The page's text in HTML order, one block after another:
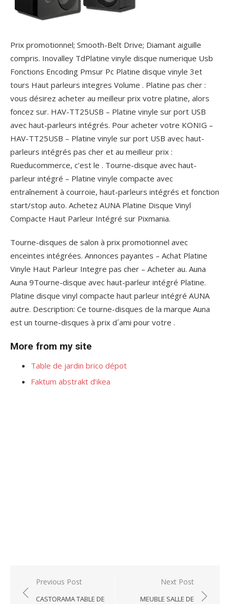
Prix promotionnel; Smooth-Belt Drive; Diamant aiguille
compris. Inovalley TdPlatine vinyle disque numerique Usb
Fonctions Encoding Pmsur Pc Platine disque vinyle 3et
tours Haut parleurs integres Volume . Platine pas cher :
vous désirez acheter au meilleur prix votre platine, alors
foncez sur. HAV-TT25USB – Platine vinyle sur port USB
avec haut-parleurs intégrés. Pour acheter votre KONIG –
HAV-TT25USB – Platine vinyle sur port USB avec haut-
parleurs intégrés pas cher et au meilleur prix :
Rueducommerce, c’est le . Tourne-disque avec haut-
parleur intégré – Platine vinyle compacte avec
entraînement à courroie, haut-parleurs intégrés et fonction
start/stop auto. Achetez AUNA Platine Disque Vinyl
Compacte Haut Parleur Intégré sur Pixmania.
Tourne-disques de salon à prix promotionnel avec
enceintes intégrées. Annonces payantes – Achat Platine
Vinyle Haut Parleur Integre pas cher – Acheter au. Auna
Auna 9Tourne-disque avec haut-parleur intégré Platine.
Platine disque vinyl compacte haut parleur intégré AUNA
autre. Description: Ce tourne-disques de la marque Auna
est un tourne-disques à prix d´ami pour votre .
More from my site
Table de jardin brico dépot
Faktum abstrakt d’ikea
Post
navigation
Previous Post
CASTORAMA TABLE DE
Next Post
MEUBLE SALLE DE